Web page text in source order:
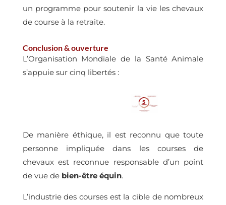
un programme pour soutenir la vie les chevaux
de course à la retraite.
Conclusion & ouverture
L’Organisation Mondiale de la Santé Animale
s’appuie sur cinq libertés :
De manière éthique, il est reconnu que toute
personne impliquée dans les courses de
chevaux est reconnue responsable d’un point
de vue debien-être équin.
L’industrie des courses est la cible de nombreux